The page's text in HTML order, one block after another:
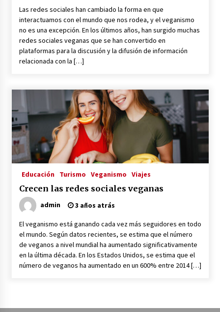
3 años atrás
Viajar en moto por Colombia
3 años atrás
3 años atrás
RED VEGANA
3 años atrás
Voy Libre: Viaje Documental
3 años atrás
Viaja, Graba, Triunfa: Cómo ser un YouTuber
3 años atrás
Viajeros Veganos
3 años atrás
Las redes sociales han cambiado la forma en que
interactuamos con el mundo que nos rodea, y el veganismo
no es una excepción. En los últimos años, han surgido muchas
redes sociales veganas que se han convertido en
plataformas para la discusión y la difusión de información
relacionada con la […]
Educación Turismo Veganismo Viajes
Crecen las redes sociales veganas
admin 3 años atrás
El veganismo está ganando cada vez más seguidores en todo
el mundo. Según datos recientes, se estima que el número
de veganos a nivel mundial ha aumentado significativamente
en la última década. En los Estados Unidos, se estima que el
número de veganos ha aumentado en un 600% entre 2014 […]